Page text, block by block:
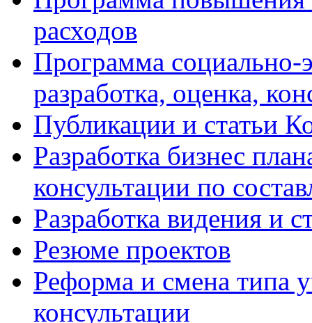
расходов
Программа социально-
разработка, оценка,
Публикации и статьи
Разработка бизнес
консультации по
Разработка видения и
Резюме проектов
Реформа и смена типа
консультации